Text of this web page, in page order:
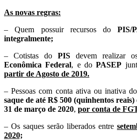
As novas regras:
– Quem possuir recursos doPIS/
integralmente;
– Cotistas do PIS devem realizar
Econômica Federal, e doPASEP
partir de Agosto de 2019.
– Pessoas com conta ativa ou inativa
saque de até R$ 500 (quinhentos
31 de março de 2020, por conta de
– Os saques serão liberados entre
2020;